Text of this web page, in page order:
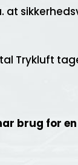
at
Trykluft
brug for